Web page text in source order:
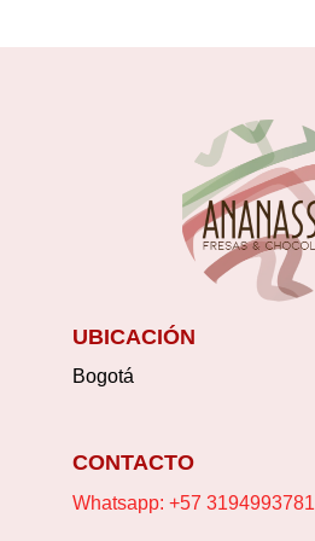
UBICACIÓN
Bogotá
CONTACTO
Whatsapp: +57 3194993781